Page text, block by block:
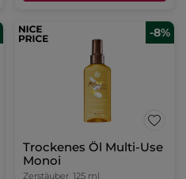
-8%
Trockenes Öl Multi-Use
Monoi
Zerstäuber 125 ml